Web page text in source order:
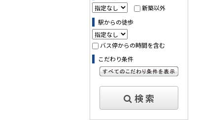
新築以外
駅からの徒歩
バス停からの時間を含む
こだわり条件
検 索